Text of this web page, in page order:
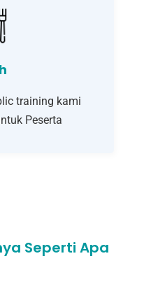
training kami
Peserta
Seperti Apa